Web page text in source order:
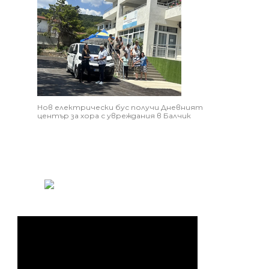
Нов електрически бус получи Дневният
център за хора с увреждания в Балчик